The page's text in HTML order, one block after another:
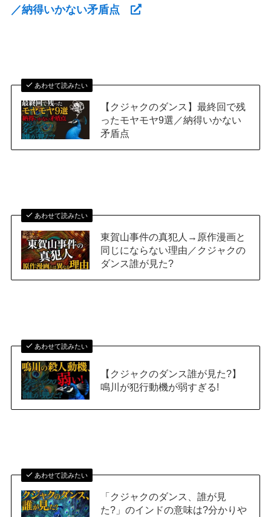
／納得いかない矛盾点
あわせて読みたい
【クジャクのダンス】最終回で残
ったモヤモヤ9選／納得いかない
矛盾点
あわせて読みたい
東賀山事件の真犯人→原作漫画と
同じにならない理由／クジャクの
ダンス誰が見た?
あわせて読みたい
【クジャクのダンス誰が見た?】
鳴川が犯行動機が弱すぎる!
あわせて読みたい
「クジャクのダンス、誰が見
た?」のインドの意味は?分かりや